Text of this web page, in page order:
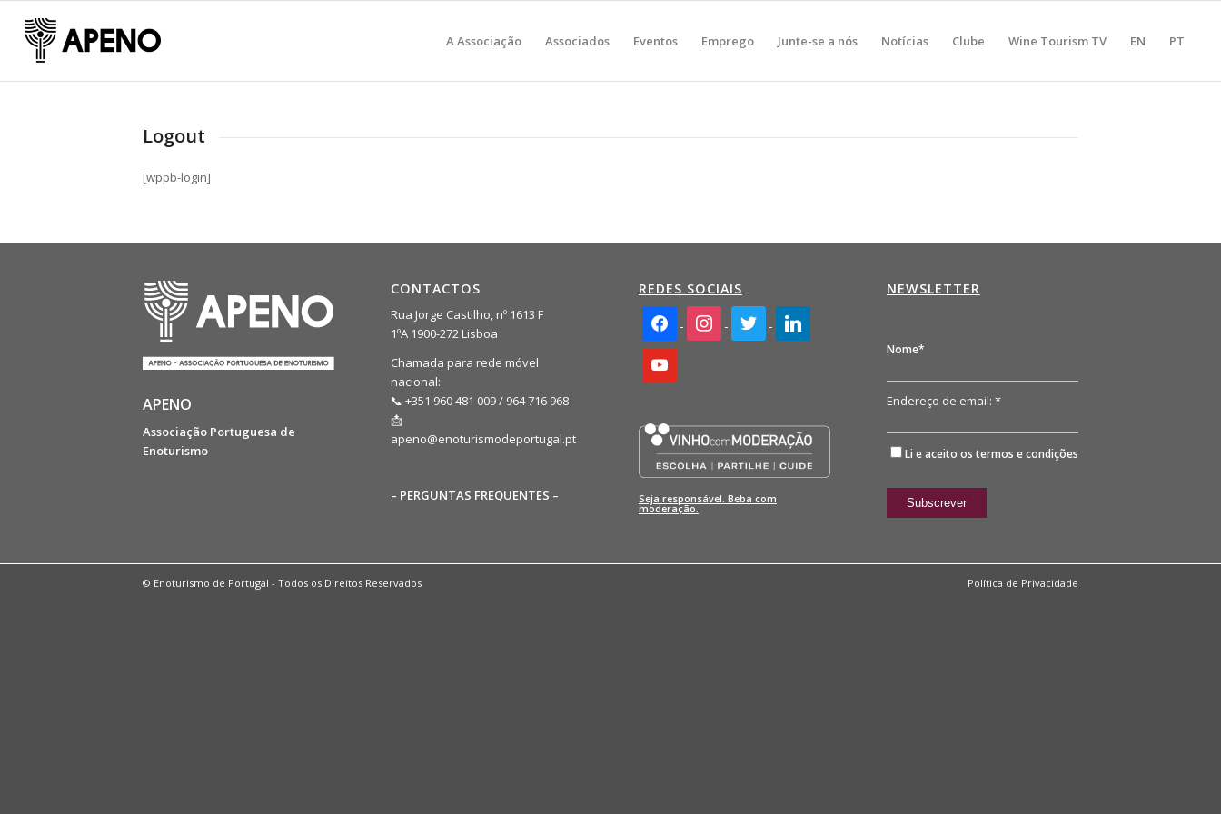
A Associação Associados Eventos Emprego Junte-se a nós Notícias Clube Wine Tourism TV EN PT
Logout
[wppb-login]
APENO
Associação Portuguesa de
Enoturismo
CONTACTOS
Rua Jorge Castilho, nº 1613 F
1ºA 1900-272 Lisboa
Chamada para rede móvel
nacional:
📞 +351 960 481 009 / 964 716 968
📩
apeno@enoturismodeportugal.pt
– PERGUNTAS FREQUENTES –
REDES SOCIAIS
facebook2instagramtwitter linkedin
youtube
Seja responsável. Beba com
moderação.
NEWSLETTER
Nome*
Endereço de email: *
Li e aceito os termos e condições
© Enoturismo de Portugal - Todos os Direitos Reservados Política de Privacidade